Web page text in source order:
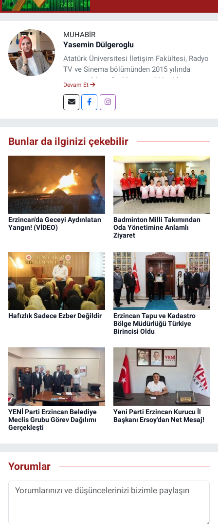
MUHABIR
Yasemin Dülgeroglu
Atatürk Üniversitesi İletişim Fakültesi, Radyo
TV ve Sinema bölümünden 2015 yılında
mezun oldum. 3 yıl kurumsal bir şirkette
DoğuGazetesi.com internet haber sitesinde
muhabirlik yapıyor ve içerik üretiyorum.
Devam Et
Bunlar da ilginizi çekebilir
Erzincan'da Geceyi Aydınlatan
Yangın! (VİDEO)
Badminton Milli Takımından
Oda Yönetimine Anlamlı
Ziyaret
Hafızlık Sadece Ezber Değildir
Erzincan Tapu ve Kadastro
Bölge Müdürlüğü Türkiye
Birincisi Oldu
YENİ Parti Erzincan Belediye
Meclis Grubu Görev Dağılımı
Gerçekleşti
Yeni Parti Erzincan Kurucu İl
Başkanı Ersoy'dan Net Mesaj!
Yorumlar